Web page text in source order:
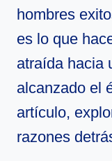
hombres
es lo que
atraída hacia
alcanzado el
artículo,
razones